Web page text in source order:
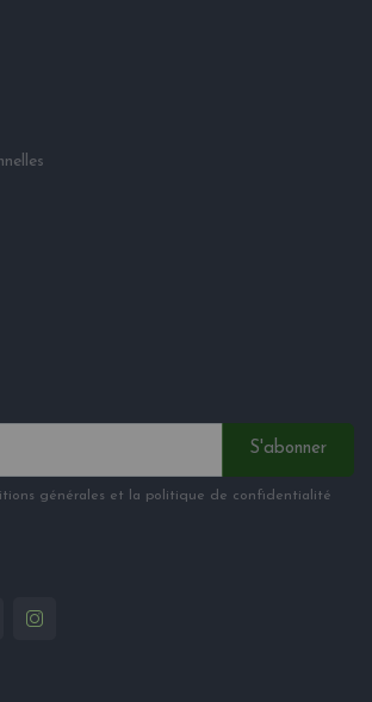
S'abonner
générales et la politique de confidentialité